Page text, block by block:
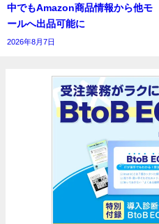
中でもAmazon商品情報から他モ
ールへ出品可能に
2026年8月7日